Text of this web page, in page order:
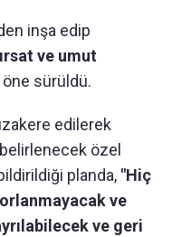
inşa edip
ve umut
öne sürüldü.
edilerek
özel
planda, "Hiç
ve
ve geri